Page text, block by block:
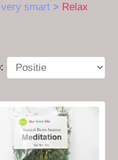
very smart > Relax